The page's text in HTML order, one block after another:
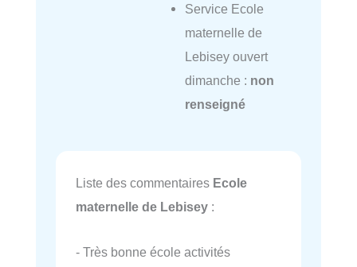
Service Ecole
maternelle de
Lebisey ouvert
dimanche : non
renseigné
Liste des commentaires Ecole
maternelle de Lebisey :
- Très bonne école activités